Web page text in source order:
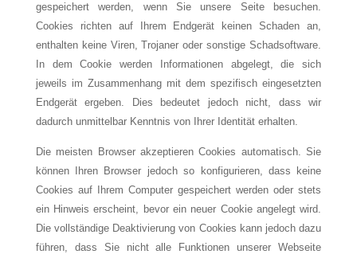
gespeichert werden, wenn Sie unsere Seite besuchen.
Cookies richten auf Ihrem Endgerät keinen Schaden an,
enthalten keine Viren, Trojaner oder sonstige Schadsoftware.
In dem Cookie werden Informationen abgelegt, die sich
jeweils im Zusammenhang mit dem spezifisch eingesetzten
Endgerät ergeben. Dies bedeutet jedoch nicht, dass wir
dadurch unmittelbar Kenntnis von Ihrer Identität erhalten.
Die meisten Browser akzeptieren Cookies automatisch. Sie
können Ihren Browser jedoch so konfigurieren, dass keine
Cookies auf Ihrem Computer gespeichert werden oder stets
ein Hinweis erscheint, bevor ein neuer Cookie angelegt wird.
Die vollständige Deaktivierung von Cookies kann jedoch dazu
führen, dass Sie nicht alle Funktionen unserer Webseite